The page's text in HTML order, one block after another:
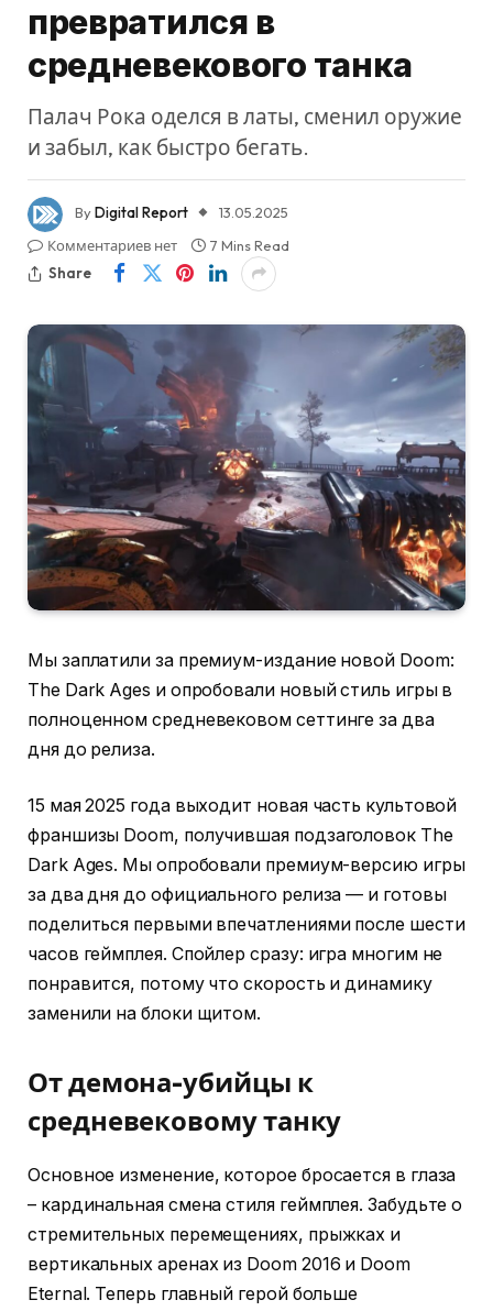
превратился в
средневекового танка
Палач Рока оделся в латы, сменил оружие
и забыл, как быстро бегать.
ByDigital Report
13.05.2025
Комментариев нет
7 Mins Read
Share
Мы заплатили за премиум-издание новой Doom:
The Dark Ages и опробовали новый стиль игры в
полноценном средневековом сеттинге за два
дня до релиза.
15 мая 2025 года выходит новая часть культовой
франшизы Doom, получившая подзаголовок The
Dark Ages. Мы опробовали премиум-версию игры
за два дня до официального релиза — и готовы
поделиться первыми впечатлениями после шести
часов геймплея. Спойлер сразу: игра многим не
понравится, потому что скорость и динамику
заменили на блоки щитом.
От демона-убийцы к
средневековому танку
Основное изменение, которое бросается в глаза
– кардинальная смена стиля геймплея. Забудьте о
стремительных перемещениях, прыжках и
вертикальных аренах из Doom 2016 и Doom
Eternal. Теперь главный герой больше